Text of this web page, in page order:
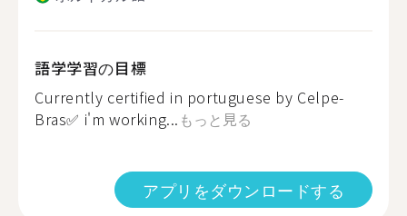
語学学習の目標
Currently certified in portuguese by Celpe-
Bras✅ i'm working... もっと見る
アプリをダウンロードする